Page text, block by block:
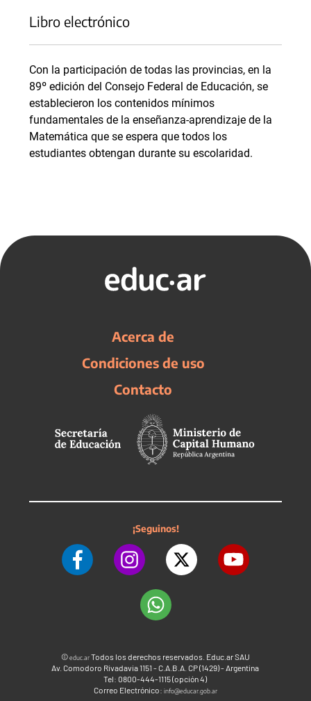
Libro electrónico
Con la participación de todas las provincias, en la
89º edición del Consejo Federal de Educación, se
establecieron los contenidos mínimos
fundamentales de la enseñanza-aprendizaje de la
Matemática que se espera que todos los
estudiantes obtengan durante su escolaridad.
Acerca de
Condiciones de uso
Contacto
¡Seguinos!
©educ.arTodos los derechos reservados. Educ.ar SAU
Av. Comodoro Rivadavia 1151 - C.A.B.A. CP (1429) - Argentina
Tel: 0800-444-1115 (opción 4)
Correo Electrónico: info@educar.gob.ar